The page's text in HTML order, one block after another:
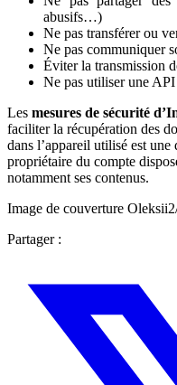
abusifs…)
Ne pas transférer ou
Ne pas communiquer
Éviter la transmission
Ne pas utiliser une
Les mesures de sécurité
faciliter la récupération des
dans l’appareil utilisé est
propriétaire du compte
notamment ses contenus.
Image de couverture
Partager :